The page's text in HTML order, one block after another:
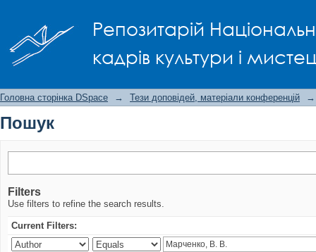
Репозитарій
кадрів культури і
Головна сторінка DSpace → Тези доповідей, матеріали конференцій →
Пошук
Filters
Use filters to refine the search results.
Current Filters: